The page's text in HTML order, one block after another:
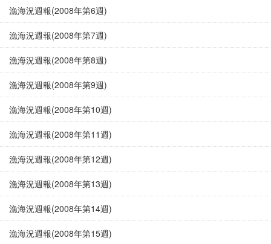
漁海況週報(2008年第6週)
漁海況週報(2008年第7週)
漁海況週報(2008年第8週)
漁海況週報(2008年第9週)
漁海況週報(2008年第10週)
漁海況週報(2008年第11週)
漁海況週報(2008年第12週)
漁海況週報(2008年第13週)
漁海況週報(2008年第14週)
漁海況週報(2008年第15週)